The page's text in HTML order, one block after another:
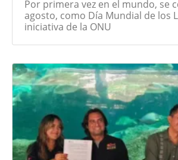
Por primera vez en el mundo, se
agosto, como Día Mundial de los
iniciativa de la ONU